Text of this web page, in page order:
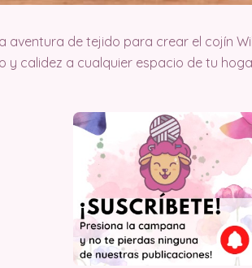
aventura de tejido para crear el cojín
y calidez a cualquier espacio de tu